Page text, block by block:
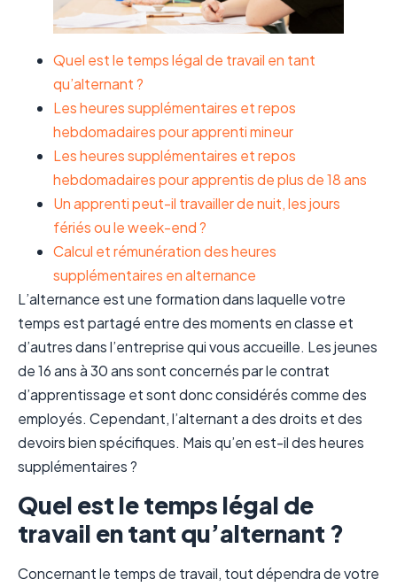
Quel est le temps légal de travail en tant
qu’alternant ?
Les heures supplémentaires et repos
hebdomadaires pour apprenti mineur
Les heures supplémentaires et repos
hebdomadaires pour apprentis de plus de 18 ans
Un apprenti peut-il travailler de nuit, les jours
fériés ou le week-end ?
Calcul et rémunération des heures
supplémentaires en alternance
L’alternance est une formation dans laquelle votre
temps est partagé entre des moments en classe et
d’autres dans l’entreprise qui vous accueille. Les jeunes
de 16 ans à 30 ans sont concernés par le contrat
d’apprentissage et sont donc considérés comme des
employés. Cependant, l’alternant a des droits et des
devoirs bien spécifiques. Mais qu’en est-il des heures
supplémentaires ?
Quel est le temps légal de
travail en tant qu’alternant ?
Concernant le temps de travail, tout dépendra de votre